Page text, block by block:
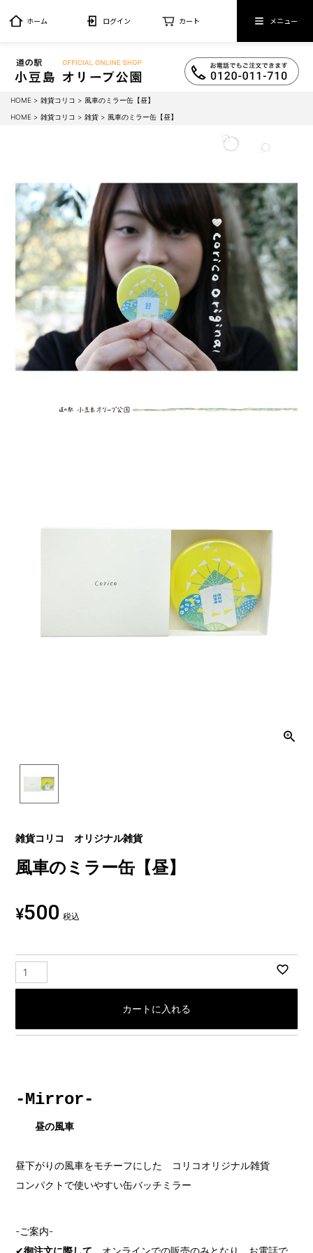
ホーム ログイン カート メニュー
HOME 雑貨コリコ
風車のミラー缶【昼】
HOME
雑貨コリコ 雑貨 風車のミラー缶【昼】
雑貨コリコ オリジナル雑貨
風車のミラー缶【昼】
¥500 税込
カートに入れる
-Mirror-
昼の風車
昼下がりの風車をモチーフにした コリコオリジナル雑貨
コンパクトで使いやすい缶バッチミラー
-ご案内-